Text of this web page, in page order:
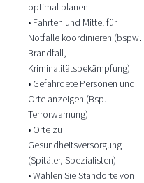
optimal planen
• Fahrten und Mittel für
Notfälle koordinieren (bspw.
Brandfall,
Kriminalitätsbekämpfung)
• Gefährdete Personen und
Orte anzeigen (Bsp.
Terrorwarnung)
• Orte zu
Gesundheitsversorgung
(Spitäler, Spezialisten)
• Wählen Sie Standorte von